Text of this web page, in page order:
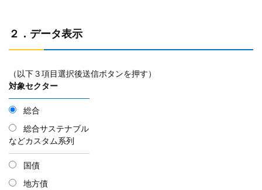
２．データ表示
（以下３項目選択後送信ボタンを押す）
対象セクター
総合
総合サステナブル
などカスタム系列
国債
地方債